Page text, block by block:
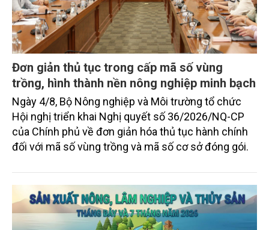
Đơn giản thủ tục trong cấp mã số vùng
trồng, hình thành nền nông nghiệp minh bạch
Ngày 4/8, Bộ Nông nghiệp và Môi trường tổ chức
Hội nghị triển khai Nghị quyết số 36/2026/NQ-CP
của Chính phủ về đơn giản hóa thủ tục hành chính
đối với mã số vùng trồng và mã số cơ sở đóng gói.